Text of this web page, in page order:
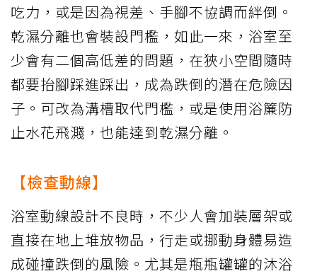
吃力，或是因為視差、手腳不協調而絆倒。
乾濕分離也會裝設門檻，如此一來，浴室至
少會有二個高低差的問題，在狹小空間隨時
都要抬腳踩進踩出，成為跌倒的潛在危險因
子。可改為溝槽取代門檻，或是使用浴簾防
止水花飛濺，也能達到乾濕分離。
【檢查動線】
浴室動線設計不良時，不少人會加裝層架或
直接在地上堆放物品，行走或挪動身體易造
成碰撞跌倒的風險。尤其是瓶瓶罐罐的沐浴